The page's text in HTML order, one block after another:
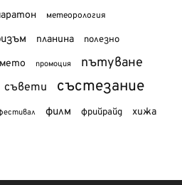
метеорология
планина полезно
промоция пътуване
съвети състезание
филм фрийрайд хижа